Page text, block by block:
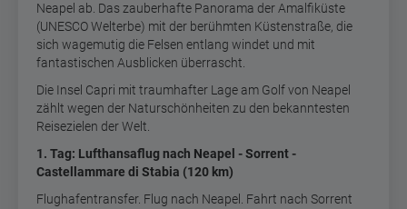
Neapel ab. Das zauberhafte Panorama der Amalfiküste
(UNESCO Welterbe) mit der berühmten Küstenstraße, die
sich wagemutig die Felsen entlang windet und mit
fantastischen Ausblicken überrascht.
Die Insel Capri mit traumhafter Lage am Golf von Neapel
zählt wegen der Naturschönheiten zu den bekanntesten
Reisezielen der Welt.
1. Tag: Lufthansaflug nach Neapel - Sorrent -
Castellammare di Stabia (120 km)
Flughafentransfer. Flug nach Neapel. Fahrt nach Sorrent